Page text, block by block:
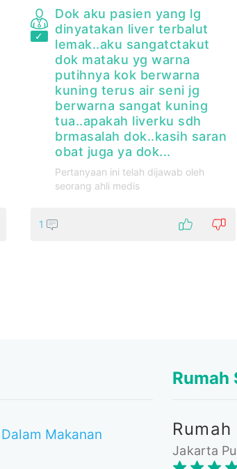
Dok aku pasien yang lg
dinyatakan liver terbalut
lemak..aku sangatctakut
dok mataku yg warna
putihnya kok berwarna
kuning terus air seni jg
berwarna sangat kuning
tua..apakah liverku sdh
brmasalah dok..kasih saran
obat juga ya dok...
Pertanyaan ini telah dijawab oleh
seorang ahli medis
1
Makanan
Rumah
Jakarta